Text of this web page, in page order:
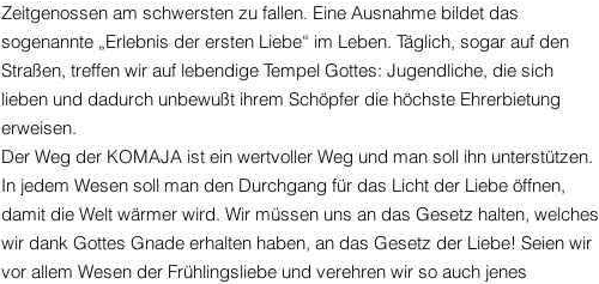
Zeitgenossen am schwersten zu fallen. Eine Ausnahme bildet das
sogenannte „Erlebnis der ersten Liebe“ im Leben. Täglich, sogar auf den
Straßen, treffen wir auf lebendige Tempel Gottes: Jugendliche, die sich
lieben und dadurch unbewußt ihrem Schöpfer die höchste Ehrerbietung
erweisen.
Der Weg der KOMAJA ist ein wertvoller Weg und man soll ihn unterstützen.
In jedem Wesen soll man den Durchgang für das Licht der Liebe öffnen,
damit die Welt wärmer wird. Wir müssen uns an das Gesetz halten, welches
wir dank Gottes Gnade erhalten haben, an das Gesetz der Liebe! Seien wir
vor allem Wesen der Frühlingsliebe und verehren wir so auch jenes